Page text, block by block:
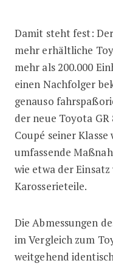
Damit steht fest:
mehr erhältliche
mehr als 200.000
einen Nachfolger
genauso
der neue Toyota
Coupé seiner
umfassende
wie etwa der
Karosserieteile.
Die Abmessungen
im Vergleich zum
weitgehend